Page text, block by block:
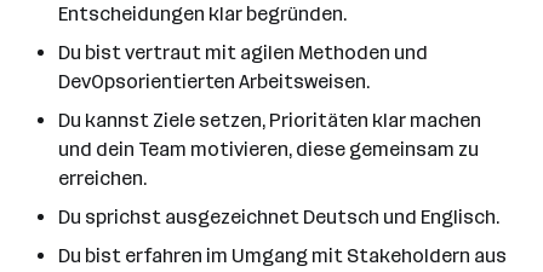
Entscheidungen klar begründen.
Du bist vertraut mit agilen Methoden und
DevOpsorientierten Arbeitsweisen.
Du kannst Ziele setzen, Prioritäten klar machen
und dein Team motivieren, diese gemeinsam zu
erreichen.
Du sprichst ausgezeichnet Deutsch und Englisch.
Du bist erfahren im Umgang mit Stakeholdern aus